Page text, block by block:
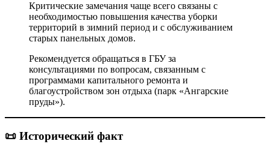
Критические замечания чаще всего связаны с
необходимостью повышения качества уборки
территорий в зимний период и с обслуживанием
старых панельных домов.
Рекомендуется обращаться в ГБУ за
консультациями по вопросам, связанным с
программами капитального ремонта и
благоустройством зон отдыха (парк «Ангарские
пруды»).
📜 Исторический факт